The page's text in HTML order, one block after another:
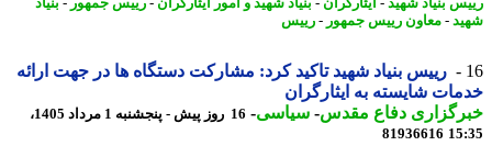
-معاون رییس جمهور-رییس
رییس بنیاد شهید تاکید کرد: مشارکت دستگاه ها در جهت ارائه
شایسته به ایثارگران
دفاع مقدس-سیاسی-
16 روز پیش - پنجشنبه 1 مرداد 1405،
81936616